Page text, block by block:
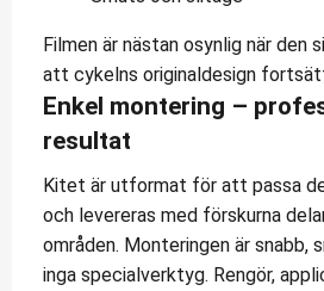
Filmen är nästan osynlig när den
att cykelns originaldesign
Enkel montering –
resultat
Kitet är utformat för att passa
och levereras med förskurna
områden. Monteringen är snabb,
inga specialverktyg. Rengör,